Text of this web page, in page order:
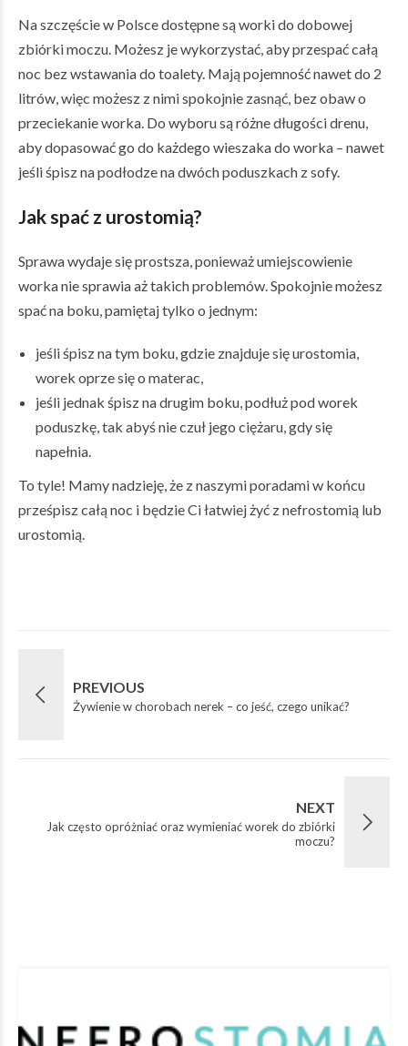
Na szczęście w Polsce dostępne są worki do dobowej
zbiórki moczu. Możesz je wykorzystać, aby przespać całą
noc bez wstawania do toalety. Mają pojemność nawet do 2
litrów, więc możesz z nimi spokojnie zasnąć, bez obaw o
przeciekanie worka. Do wyboru są różne długości drenu,
aby dopasować go do każdego wieszaka do worka – nawet
jeśli śpisz na podłodze na dwóch poduszkach z sofy.
Jak spać z urostomią?
Sprawa wydaje się prostsza, ponieważ umiejscowienie
worka nie sprawia aż takich problemów. Spokojnie możesz
spać na boku, pamiętaj tylko o jednym:
jeśli śpisz na tym boku, gdzie znajduje się urostomia,
worek oprze się o materac,
jeśli jednak śpisz na drugim boku, podłuż pod worek
poduszkę, tak abyś nie czuł jego ciężaru, gdy się
napełnia.
To tyle! Mamy nadzieję, że z naszymi poradami w końcu
prześpisz całą noc i będzie Ci łatwiej żyć z nefrostomią lub
urostomią.
PREVIOUS
Żywienie w chorobach nerek – co jeść, czego unikać?
NEXT
Jak często opróżniać oraz wymieniać worek do zbiórki
moczu?